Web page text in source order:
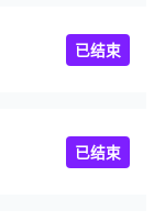
已结束
已结束